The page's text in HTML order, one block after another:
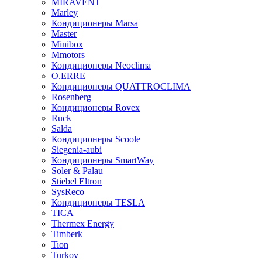
MIRAVENT
Marley
Кондиционеры Marsa
Master
Minibox
Mmotors
Кондиционеры Neoclima
O.ERRE
Кондиционеры QUATTROCLIMA
Rosenberg
Кондиционеры Rovex
Ruck
Salda
Кондиционеры Scoole
Siegenia-aubi
Кондиционеры SmartWay
Soler & Palau
Stiebel Eltron
SysReco
Кондиционеры TESLA
TICA
Thermex Energy
Timberk
Tion
Turkov